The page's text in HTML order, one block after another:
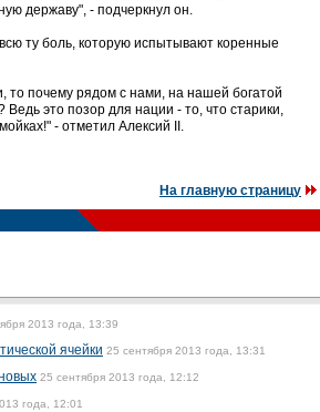
державу", - подчеркнул он.
ту боль, которую испытывают коренные
то почему рядом с нами, на нашей богатой
это позор для нации - то, что старики,
- отметил Алексий II.
На главную страницу
2013 года, 13:39
ячейки 25 сентября 2013 года, 13:31
25 сентября 2013 года, 12:12
года, 12:01